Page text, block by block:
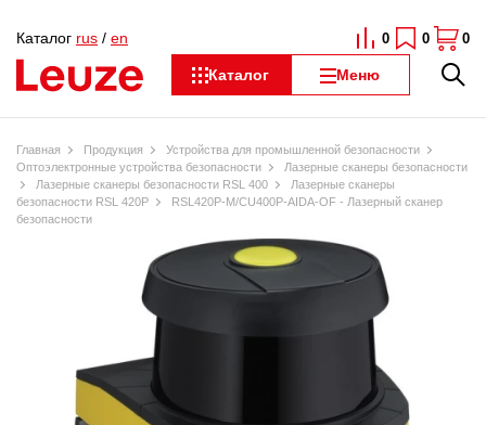
Каталог Меню
Каталог rus / en 0 0 0
Главная Продукция
Устройства для промышленной безопасности
Оптоэлектронные устройства безопасности
Лазерные сканеры безопасности
Лазерные сканеры безопасности RSL 400
Лазерные сканеры
безопасности RSL 420P
RSL420P-M/CU400P-AIDA-OF - Лазерный сканер
безопасности